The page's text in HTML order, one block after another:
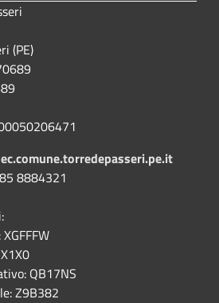
(PE)
8884321
QB17NS
Z9B382